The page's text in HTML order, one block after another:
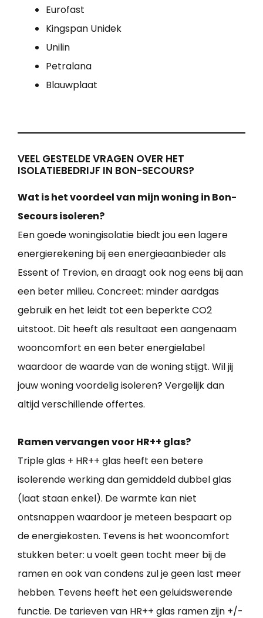
Eurofast
Kingspan Unidek
Unilin
Petralana
Blauwplaat
VEEL GESTELDE VRAGEN OVER HET
ISOLATIEBEDRIJF IN BON-SECOURS?
Wat is het voordeel van mijn woning in Bon-
Secours isoleren?
Een goede woningisolatie biedt jou een lagere
energierekening bij een energieaanbieder als
Essent of Trevion, en draagt ook nog eens bij aan
een beter milieu. Concreet: minder aardgas
gebruik en het leidt tot een beperkte CO2
uitstoot. Dit heeft als resultaat een aangenaam
wooncomfort en een beter energielabel
waardoor de waarde van de woning stijgt. Wil jij
jouw woning voordelig isoleren? Vergelijk dan
altijd verschillende offertes.
Ramen vervangen voor HR++ glas?
Triple glas + HR++ glas heeft een betere
isolerende werking dan gemiddeld dubbel glas
(laat staan enkel). De warmte kan niet
ontsnappen waardoor je meteen bespaart op
de energiekosten. Tevens is het wooncomfort
stukken beter: u voelt geen tocht meer bij de
ramen en ook van condens zul je geen last meer
hebben. Tevens heeft het een geluidswerende
functie. De tarieven van HR++ glas ramen zijn +/-